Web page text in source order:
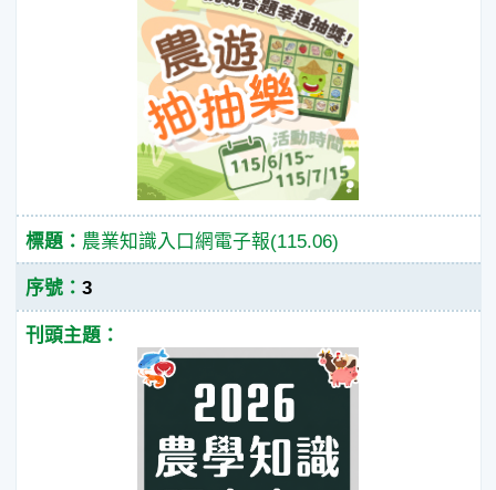
農業知識入口網電子報(115.06)
3